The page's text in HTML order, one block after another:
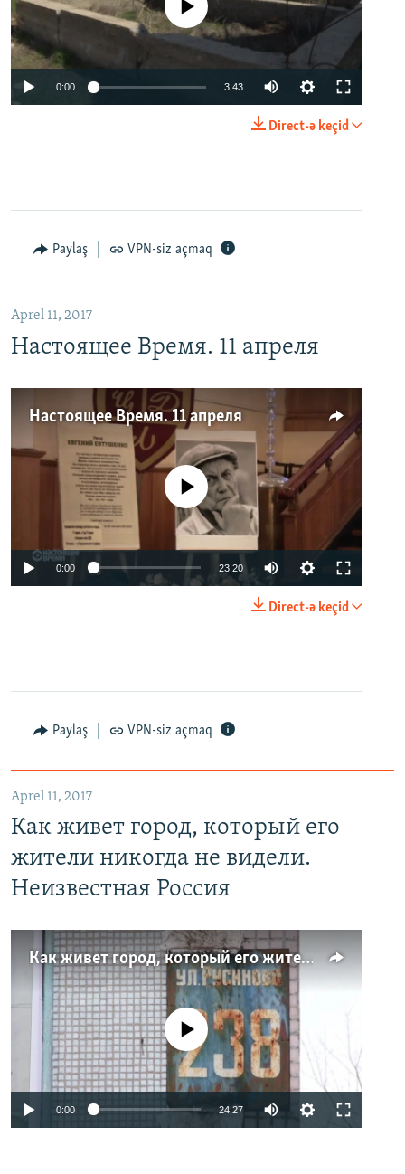
No media source currently available
0:00 3:43
Direct-ə keçid
Paylaş VPN-siz açmaq
Aprel 11, 2017
Настоящее Время. 11 апреля
Настоящее Время. 11 апреля
No media source currently available
0:00 23:20
Direct-ə keçid
Paylaş VPN-siz açmaq
Aprel 11, 2017
Как живет город, который его
жители никогда не видели.
Неизвестная Россия
Как живет город, который его жители никогда не видели. Неизвестная Россия
No media source currently available
0:00 24:27